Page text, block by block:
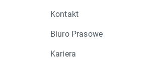
Kontakt
Biuro Prasowe
Kariera